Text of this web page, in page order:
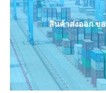
สินค้าส่งออก ขอ